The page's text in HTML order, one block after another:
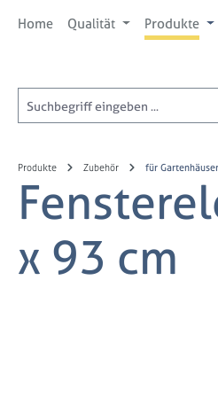
Hauptinhalt springen
Zur Suche springen
Zur Hauptnavigation springen
Home Qualität Produkte
Produkte Zubehör für Gartenhäuser
x 93 cm